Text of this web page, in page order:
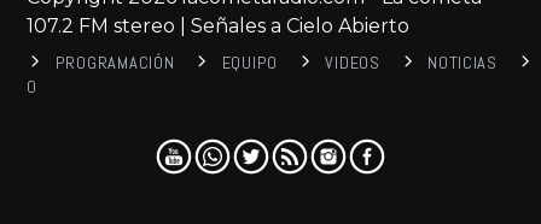
107.2 FM stereo | Señales a Cielo Abierto
PROGRAMACIÓN EQUIPO VIDEOS
NOTICIAS
0